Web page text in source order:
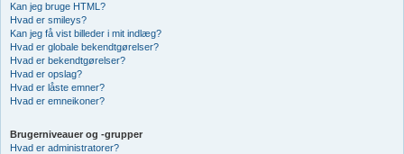
Kan jeg bruge HTML?
Hvad er smileys?
Kan jeg få vist billeder i mit indlæg?
Hvad er globale bekendtgørelser?
Hvad er bekendtgørelser?
Hvad er opslag?
Hvad er låste emner?
Hvad er emneikoner?
Brugerniveauer og -grupper
Hvad er administratorer?